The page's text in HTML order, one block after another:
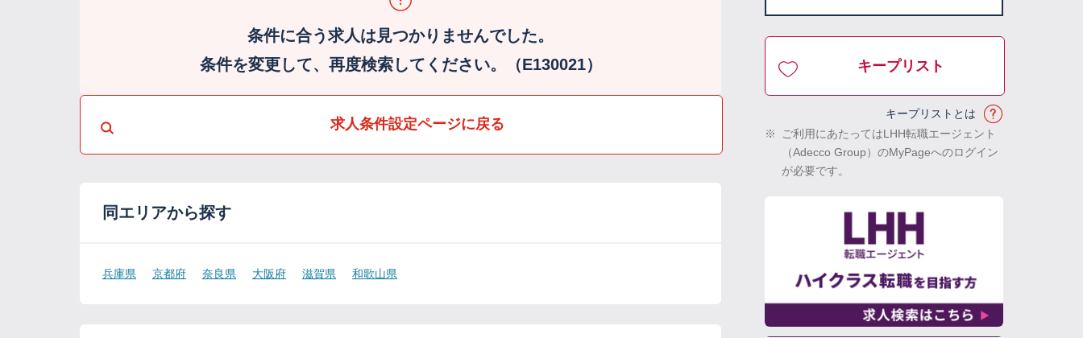
条件に合う求人は見つかりませんでした。
条件を変更して、再度検索してください。（E130021）
求人条件設定ページに戻る
同エリアから探す
兵庫県 京都府 奈良県 大阪府 滋賀県 和歌山県
キープリスト
キープリストとは
※
ご利用にあたってはLHH転職エージェント
（Adecco Group）のMyPageへのログイン
が必要です。